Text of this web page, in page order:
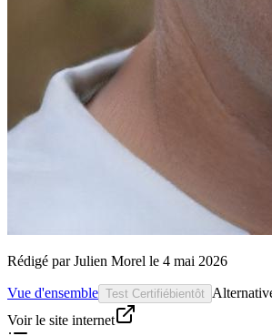
Rédigé par Julien Morel le 4 mai 2026
Vue d'ensemble Test Certifiébientôt
Voir le site internet